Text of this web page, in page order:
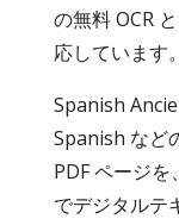
の無料 OCR
応しています。
Spanish
Spanish など
PDF ページ
でデジタルテ